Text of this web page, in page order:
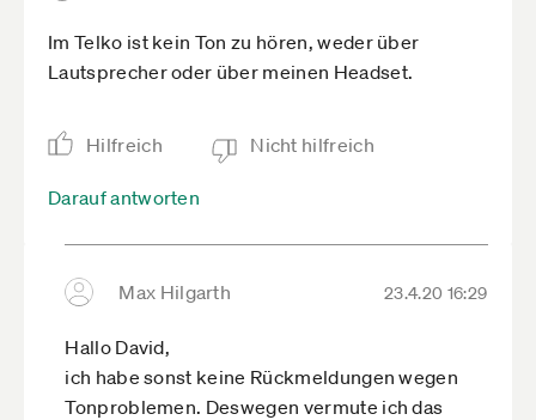
Im Telko ist kein Ton zu hören, weder über
Lautsprecher oder über meinen Headset.
Hilfreich Nicht hilfreich
Darauf antworten
Max Hilgarth 23.4.20 16:29
Hallo David,
ich habe sonst keine Rückmeldungen wegen
Tonproblemen. Deswegen vermute ich das